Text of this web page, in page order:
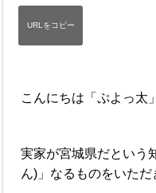
こんにちは「ぷよっ太
実家が宮城県だという
ん)」なるものをいただ